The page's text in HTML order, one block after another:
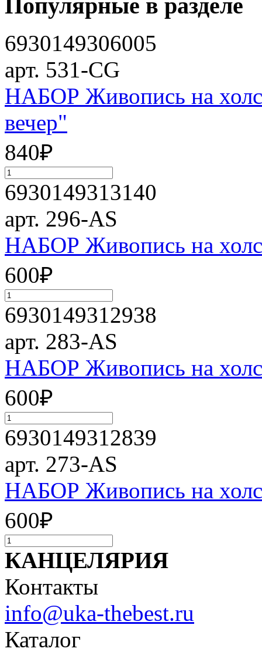
Популярные в разделе
6930149306005
арт. 531-CG
НАБОР Живопись на
вечер"
840₽
6930149313140
арт. 296-AS
НАБОР Живопись на
600₽
6930149312938
арт. 283-AS
НАБОР Живопись на
600₽
6930149312839
арт. 273-AS
НАБОР Живопись на
600₽
КАНЦЕЛЯРИЯ
Контакты
info@uka-thebest.ru
Каталог